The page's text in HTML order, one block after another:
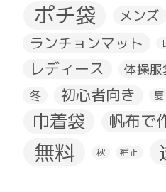
ポチ袋 メンズ
ランチョンマット
レディース 体操服
冬 初心者向き 夏
巾着袋 帆布で
無料 秋 補正